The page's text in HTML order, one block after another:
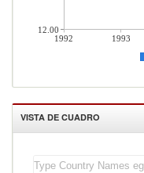
1992 1993
12.00
VISTA DE CUADRO